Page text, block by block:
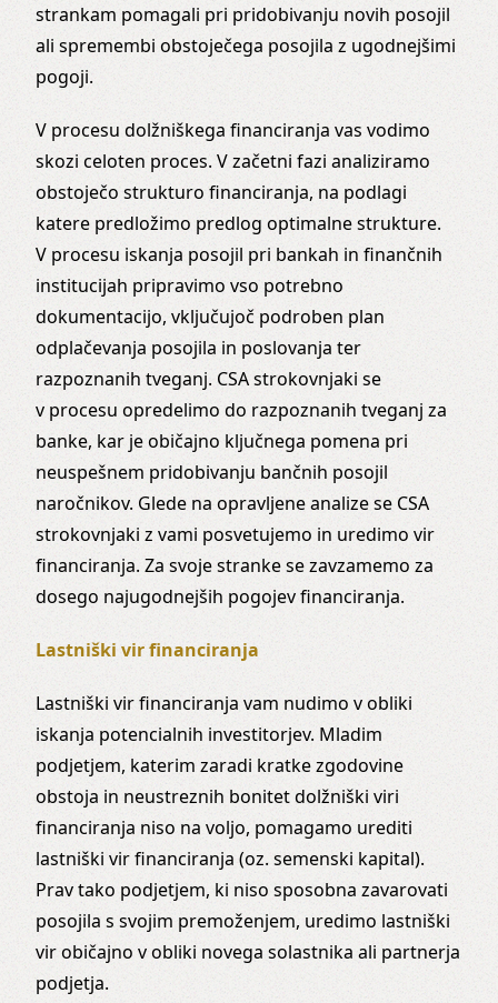
strankam pomagali pri pridobivanju novih posojil
ali spremembi obstoječega posojila z ugodnejšimi
pogoji.
V procesu dolžniškega financiranja vas vodimo
skozi celoten proces. V začetni fazi analiziramo
obstoječo strukturo financiranja, na podlagi
katere predložimo predlog optimalne strukture.
V procesu iskanja posojil pri bankah in finančnih
institucijah pripravimo vso potrebno
dokumentacijo, vključujoč podroben plan
odplačevanja posojila in poslovanja ter
razpoznanih tveganj. CSA strokovnjaki se
v procesu opredelimo do razpoznanih tveganj za
banke, kar je običajno ključnega pomena pri
neuspešnem pridobivanju bančnih posojil
naročnikov. Glede na opravljene analize se CSA
strokovnjaki z vami posvetujemo in uredimo vir
financiranja. Za svoje stranke se zavzamemo za
dosego najugodnejših pogojev financiranja.
Lastniški vir financiranja
Lastniški vir financiranja vam nudimo v obliki
iskanja potencialnih investitorjev. Mladim
podjetjem, katerim zaradi kratke zgodovine
obstoja in neustreznih bonitet dolžniški viri
financiranja niso na voljo, pomagamo urediti
lastniški vir financiranja (oz. semenski kapital).
Prav tako podjetjem, ki niso sposobna zavarovati
posojila s svojim premoženjem, uredimo lastniški
vir običajno v obliki novega solastnika ali partnerja
podjetja.